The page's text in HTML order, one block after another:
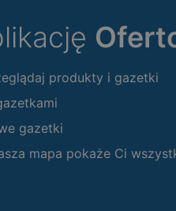
produkty i gazetki
gazetki
mapa pokaże Ci